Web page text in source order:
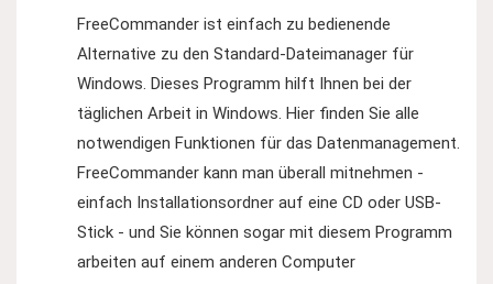
FreeCommander ist einfach zu bedienende
Alternative zu den Standard-Dateimanager für
Windows. Dieses Programm hilft Ihnen bei der
täglichen Arbeit in Windows. Hier finden Sie alle
notwendigen Funktionen für das Datenmanagement.
FreeCommander kann man überall mitnehmen -
einfach Installationsordner auf eine CD oder USB-
Stick - und Sie können sogar mit diesem Programm
arbeiten auf einem anderen Computer